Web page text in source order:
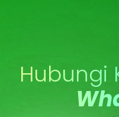
Hubungi